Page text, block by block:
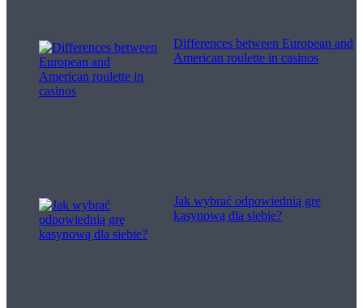
Differences between European and
American roulette in casinos
Jak wybrać odpowiednią grę
kasynową dla siebie?